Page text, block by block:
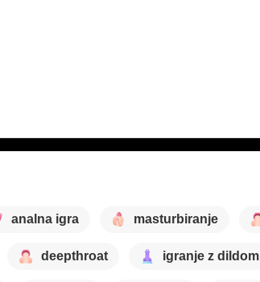
analna igra masturbiranje
deepthroat igranje z dildom